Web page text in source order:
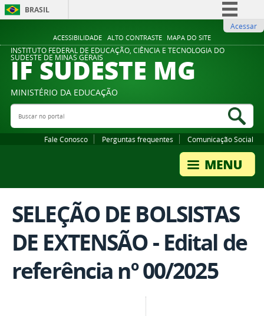
ACESSIBILIDADE ALTO CONTRASTE MAPA DO SITE
BRASIL
Comunica BR
Participe
Legislação
Acessar
INSTITUTO FEDERAL DE EDUCAÇÃO, CIÊNCIA E TECNOLOGIA DO
SUDESTE DE MINAS GERAIS
IF SUDESTE MG
MINISTÉRIO DA EDUCAÇÃO
Buscar no portal
Fale Conosco Perguntas frequentes Comunicação Social
SELEÇÃO DE BOLSISTAS
DE EXTENSÃO - Edital de
referência nº 00/2025